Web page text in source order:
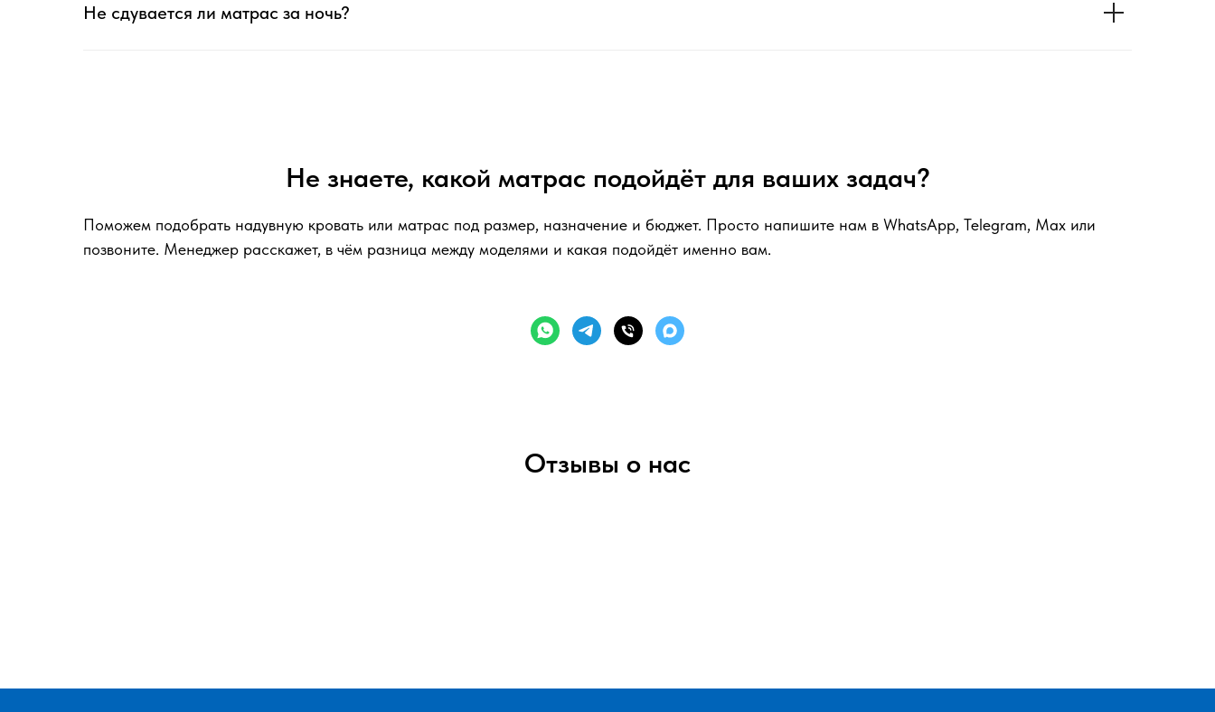
Не сдувается ли матрас за ночь?
Не знаете, какой матрас подойдёт для ваших задач?
Поможем подобрать надувную кровать или матрас под размер, назначение и бюджет. Просто напишите нам в WhatsApp, Telegram, Max или
позвоните. Менеджер расскажет, в чём разница между моделями и какая подойдёт именно вам.
Отзывы о нас